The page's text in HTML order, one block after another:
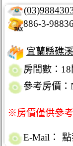
886-3-
宜蘭縣礁
房間數：18
參考房價：
※房價僅供參
E-Mail：